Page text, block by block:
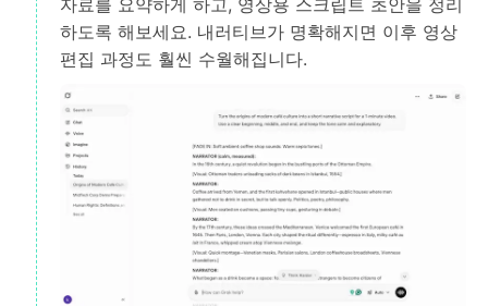
하도록 해보세요. 내러티브가 명확해지면 이후 영상
편집 과정도 훨씬 수월해집니다.